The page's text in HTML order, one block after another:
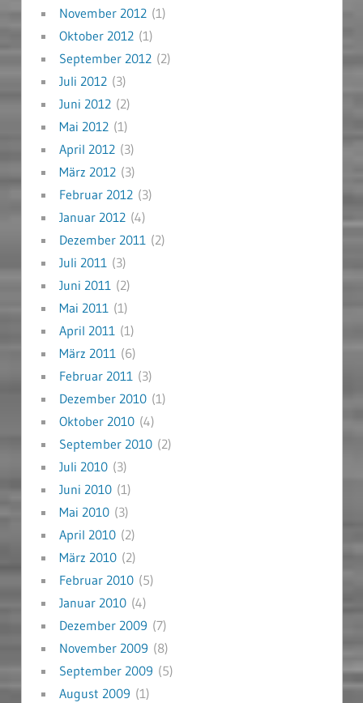
November 2012(1)
Oktober 2012(1)
September 2012(2)
Juli 2012(3)
Juni 2012(2)
Mai 2012(1)
April 2012(3)
März 2012(3)
Februar 2012(3)
Januar 2012(4)
Dezember 2011(2)
Juli 2011(3)
Juni 2011(2)
Mai 2011(1)
April 2011(1)
März 2011(6)
Februar 2011(3)
Dezember 2010(1)
Oktober 2010(4)
September 2010(2)
Juli 2010(3)
Juni 2010(1)
Mai 2010(3)
April 2010(2)
März 2010(2)
Februar 2010(5)
Januar 2010(4)
Dezember 2009 (7)
November 2009 (8)
September 2009 (5)
August 2009 (1)